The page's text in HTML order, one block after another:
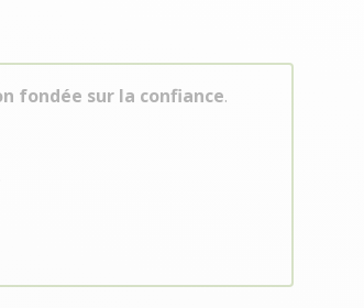
fondée sur la confiance.